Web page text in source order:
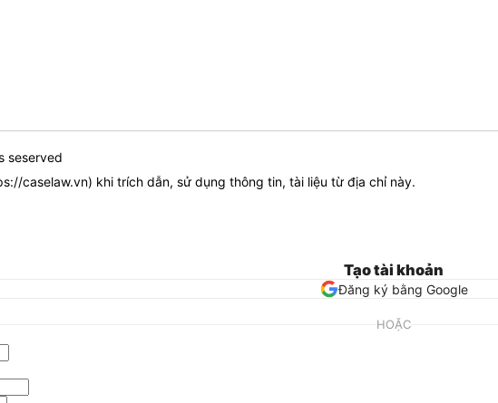
seserved
caselaw.vn) khi trích dẫn, sử dụng thông tin, tài liệu từ địa chỉ này.
Tạo tài khoản
Đăng ký bằng Google
HOẶC